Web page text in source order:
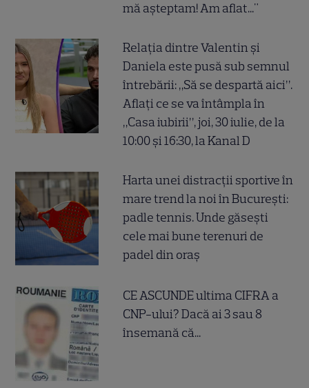
mă așteptam! Am aflat..."
Relația dintre Valentin și
Daniela este pusă sub semnul
întrebării: „Să se despartă aici”.
Aflați ce se va întâmpla în
„Casa iubirii”, joi, 30 iulie, de la
10:00 și 16:30, la Kanal D
Harta unei distracții sportive în
mare trend la noi în București:
padle tennis. Unde găsești
cele mai bune terenuri de
padel din oraș
CE ASCUNDE ultima CIFRA a
CNP-ului? Dacă ai 3 sau 8
însemană că...